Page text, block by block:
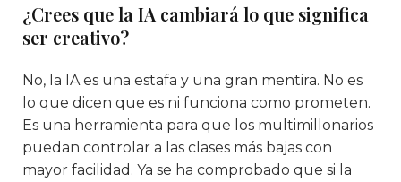
¿Crees que la IA cambiará lo que significa
ser creativo?
No, la IA es una estafa y una gran mentira. No es
lo que dicen que es ni funciona como prometen.
Es una herramienta para que los multimillonarios
puedan controlar a las clases más bajas con
mayor facilidad. Ya se ha comprobado que si la